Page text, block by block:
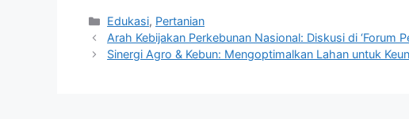
Kategori
Edukasi, Pertanian
Arah Kebijakan Perkebunan Nasional: Diskusi di ‘Forum
Sinergi Agro & Kebun: Mengoptimalkan Lahan untuk